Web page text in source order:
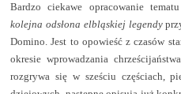
Bardzo ciekawe opracowanie
kolejna odsłona elbląskiej legendy
Domino.Jest to opowieść z czasów
okresie wprowadzania
rozgrywa się w sześciu częściach,